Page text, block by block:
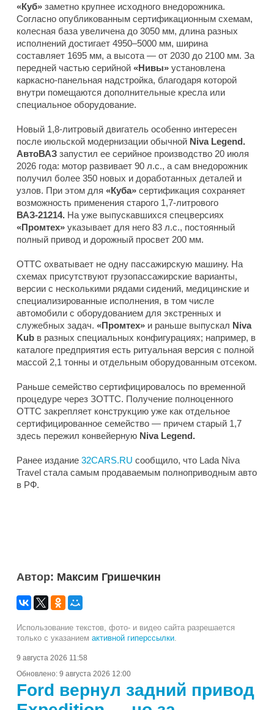
«Куб» заметно крупнее исходного внедорожника.
Согласно опубликованным сертификационным схемам,
колесная база увеличена до 3050 мм, длина разных
исполнений достигает 4950–5000 мм, ширина
составляет 1695 мм, а высота — от 2030 до 2100 мм. За
передней частью серийной «Нивы» установлена
каркасно-панельная надстройка, благодаря которой
внутри помещаются дополнительные кресла или
специальное оборудование.
Новый 1,8-литровый двигатель особенно интересен
после июльской модернизации обычной Niva Legend.
АвтоВАЗ запустил ее серийное производство 20 июля
2026 года: мотор развивает 90 л.с., а сам внедорожник
получил более 350 новых и доработанных деталей и
узлов. При этом для «Куба» сертификация сохраняет
возможность применения старого 1,7-литрового
ВАЗ-21214. На уже выпускавшихся спецверсиях
«Промтех» указывает для него 83 л.с., постоянный
полный привод и дорожный просвет 200 мм.
ОТТС охватывает не одну пассажирскую машину. На
схемах присутствуют грузопассажирские варианты,
версии с несколькими рядами сидений, медицинские и
специализированные исполнения, в том числе
автомобили с оборудованием для экстренных и
служебных задач. «Промтех» и раньше выпускал Niva
Kub в разных специальных конфигурациях; например, в
каталоге предприятия есть ритуальная версия с полной
массой 2,1 тонны и отдельным оборудованным отсеком.
Раньше семейство сертифицировалось по временной
процедуре через ЗОТТС. Получение полноценного
ОТТС закрепляет конструкцию уже как отдельное
сертифицированное семейство — причем старый 1,7
здесь пережил конвейерную Niva Legend.
Ранее издание 32CARS.RU сообщило, что Lada Niva
Travel стала самым продаваемым полноприводным авто
в РФ.
Автор: Максим Гришечкин
Использование текстов, фото- и видео сайта разрешается
только с указанием активной гиперссылки.
9 августа 2026 11:58
Обновлено: 9 августа 2026 12:00
Ford вернул задний привод